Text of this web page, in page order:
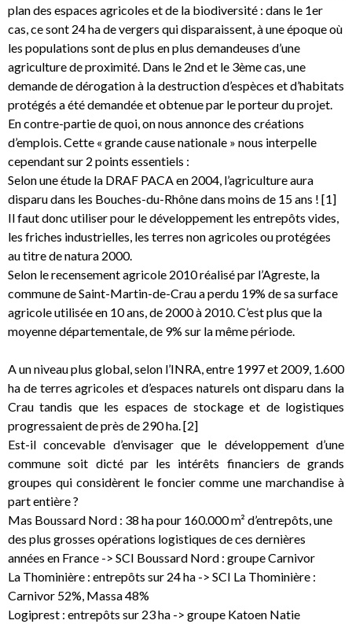
plan des espaces agricoles et de la biodiversité : dans le 1er
cas, ce sont 24 ha de vergers qui disparaissent, à une époque où
les populations sont de plus en plus demandeuses d’une
agriculture de proximité. Dans le 2nd et le 3ème cas, une
demande de dérogation à la destruction d’espèces et d’habitats
protégés a été demandée et obtenue par le porteur du projet.
En contre-partie de quoi, on nous annonce des créations
d’emplois. Cette « grande cause nationale » nous interpelle
cependant sur 2 points essentiels :
Selon une étude la DRAF PACA en 2004, l’agriculture aura
disparu dans les Bouches-du-Rhône dans moins de 15 ans ! [1]
Il faut donc utiliser pour le développement les entrepôts vides,
les friches industrielles, les terres non agricoles ou protégées
au titre de natura 2000.
Selon le recensement agricole 2010 réalisé par l’Agreste, la
commune de Saint-Martin-de-Crau a perdu 19% de sa surface
agricole utilisée en 10 ans, de 2000 à 2010. C’est plus que la
moyenne départementale, de 9% sur la même période.
A un niveau plus global, selon l’INRA, entre 1997 et 2009, 1.600
ha de terres agricoles et d’espaces naturels ont disparu dans la
Crau tandis que les espaces de stockage et de logistiques
progressaient de près de 290 ha. [2]
Est-il concevable d’envisager que le développement d’une
commune soit dicté par les intérêts financiers de grands
groupes qui considèrent le foncier comme une marchandise à
part entière ?
Mas Boussard Nord : 38 ha pour 160.000 m² d’entrepôts, une
des plus grosses opérations logistiques de ces dernières
années en France -> SCI Boussard Nord : groupe Carnivor
La Thominière : entrepôts sur 24 ha -> SCI La Thominière :
Carnivor 52%, Massa 48%
Logiprest : entrepôts sur 23 ha -> groupe Katoen Natie